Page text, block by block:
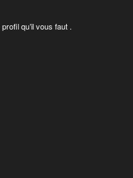
qu’il vous faut .